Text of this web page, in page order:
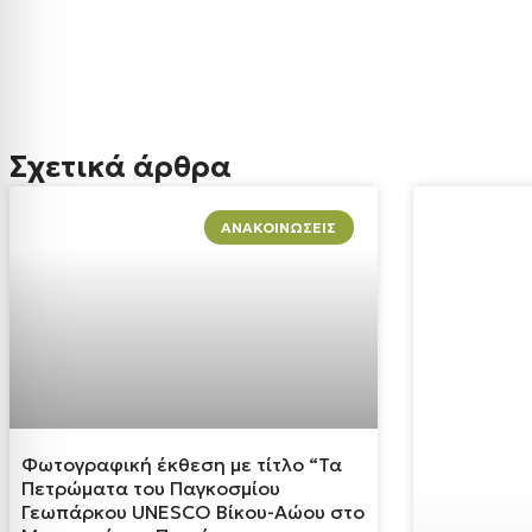
Σχετικά άρθρα
ΑΝΑΚΟΙΝΏΣΕΙΣ
Φωτογραφική έκθεση με τίτλο “Τα
Πετρώματα του Παγκοσμίου
Γεωπάρκου UNESCO Βίκου-Αώου στο